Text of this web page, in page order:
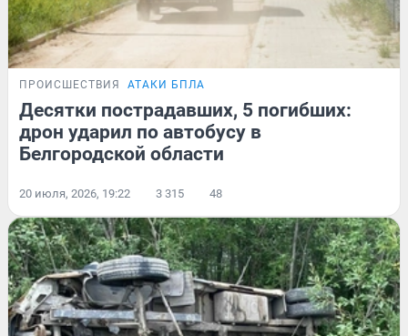
ПРОИСШЕСТВИЯ АТАКИ БПЛА
Десятки пострадавших, 5 погибших:
дрон ударил по автобусу в
Белгородской области
20 июля, 2026, 19:22 3 315 48